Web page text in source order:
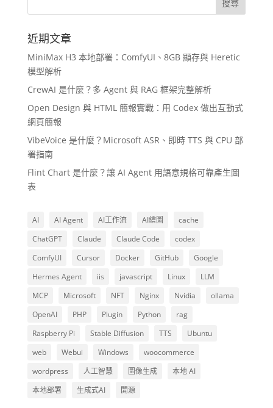
近期文章
MiniMax H3 本地部署：ComfyUI、8GB 顯存與 Heretic
模型解析
CrewAI 是什麼？多 Agent 與 RAG 框架完整解析
Open Design 與 HTML 簡報實戰：用 Codex 做出互動式
網頁簡報
VibeVoice 是什麼？Microsoft ASR、即時 TTS 與 CPU 部
署指南
Flint Chart 是什麼？讓 AI Agent 用語意規格可靠產生圖
表
AI AI Agent AI工作流 AI繪圖
cache
ChatGPT
Claude Claude Code
codex
ComfyUI
Cursor Docker GitHub
Google
Hermes Agent
iis javascript Linux
LLM
MCP
Microsoft NFT Nginx Nvidia
ollama
OpenAI
PHP Plugin Python
rag
Raspberry Pi
Stable Diffusion TTS
Ubuntu
web
Webui Windows
woocommerce
wordpress
人工智慧 圖像生成
本地 AI
本地部署
生成式AI 開源